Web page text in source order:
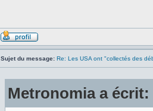
Sujet du message: Re: Les USA ont "collectés des
Metronomia a écrit: